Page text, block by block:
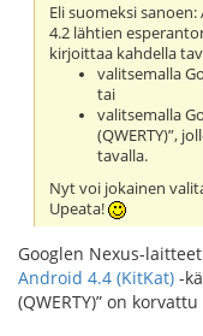
Eli suomeksi
4.2 lähtien
kirjoittaa kahdella
valitsemalla
tai
valitsemalla
(QWERTY)”,
tavalla.
Nyt voi jokainen
Upeata!
Googlen Nexus-
Android 4.4 (KitKat) -
(QWERTY)” on